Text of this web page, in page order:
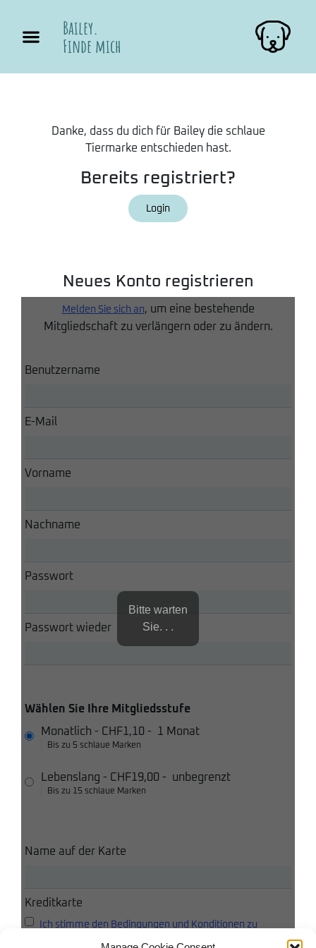
Bailey.
Finde mich
Danke, dass du dich für Bailey die schlaue
Tiermarke entschieden hast.
Bereits registriert?
Login
Neues Konto registrieren
Melden Sie sich an, um eine bestehende
Mitgliedschaft zu verlängern oder zu ändern.
Benutzername
E-Mail
Vorname
Nachname
Passwort
Passwort wieder
Wählen Sie Ihre Mitgliedsstufe
Monatlich - CHF1,10 - 1 Monat
Bis zu 5 schlaue Marken
Lebenslang - CHF19,00 - unbegrenzt
Bis zu 15 schlaue Marken
Name auf der Karte
Kreditkarte
Ich stimme den Bedingungen und Konditionen zu
Bitte warten
Sie. . .